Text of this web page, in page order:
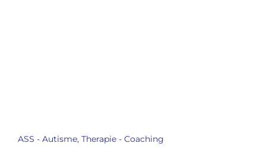
ASS - Autisme, Therapie - Coaching